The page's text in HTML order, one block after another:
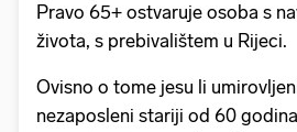
Pravo 65+ ostvaruje osoba s
života, s prebivalištem u Rijeci.
Ovisno o tome jesu li
nezaposleni stariji od 60